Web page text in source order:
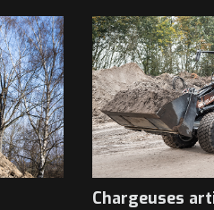
Chargeuses